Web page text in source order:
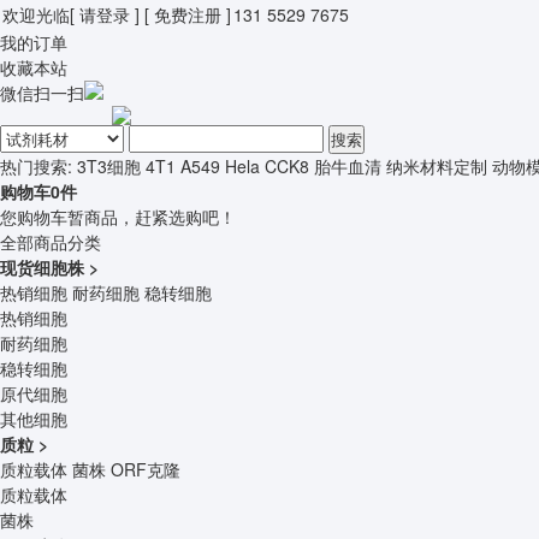
欢迎光临[ 请登录 ] [ 免费注册 ] 131 5529 7675
我的订单
收藏本站
微信扫一扫
搜索
热门搜索: 3T3细胞 4T1 A549 Hela CCK8 胎牛血清 纳米材料定制 动物
购物车0件
您购物车暂商品，赶紧选购吧！
全部商品分类
现货细胞株 >
热销细胞 耐药细胞 稳转细胞
热销细胞
耐药细胞
稳转细胞
原代细胞
其他细胞
质粒 >
质粒载体 菌株 ORF克隆
质粒载体
菌株